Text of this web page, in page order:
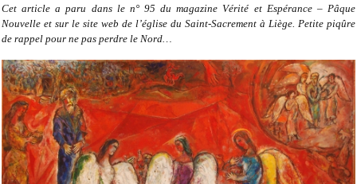
Cet article a paru dans le n° 95 du magazine Vérité et Espérance – Pâque
Nouvelle et sur le site web de l’église du Saint-Sacrement à Liège. Petite piqûre
de rappel pour ne pas perdre le Nord…